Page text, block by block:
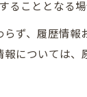
ることとなる
らず、履歴情報
報については、